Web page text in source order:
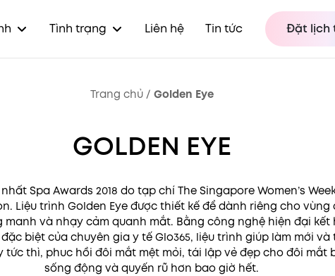
Tình trạng Liên hệ Tin tức Đặt lịch
Trang chủ/ Golden Eye
GOLDEN EYE
Spa Awards 2018 do tạp chí The Singapore Women’s
Liệu trình Golden Eye được thiết kế để dành riêng cho vùng
manh và nhạy cảm quanh mắt. Bằng công nghệ hiện đại kết
biệt của chuyên gia y tế Glo365, liệu trình giúp làm mới và
tức thì, phuc hồi đôi mắt mệt mỏi, tái lập vẻ đẹp cho đôi mắt
sống động và quyến rũ hơn bao giờ hết.